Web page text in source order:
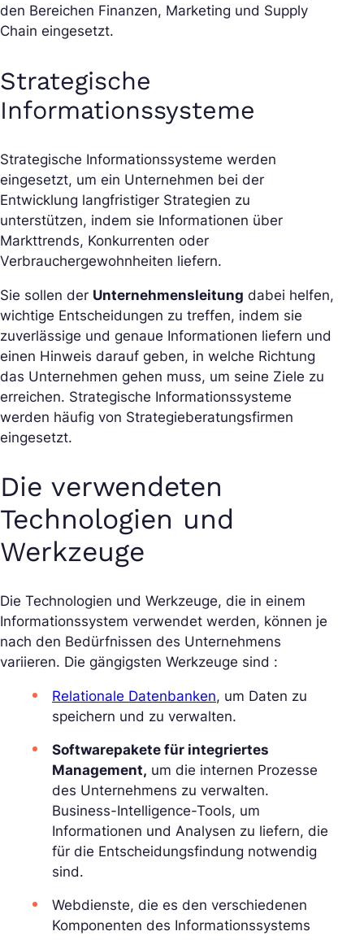
den Bereichen Finanzen, Marketing und Supply
Chain eingesetzt.
Strategische
Informationssysteme
Strategische Informationssysteme werden
eingesetzt, um ein Unternehmen bei der
Entwicklung langfristiger Strategien zu
unterstützen, indem sie Informationen über
Markttrends, Konkurrenten oder
Verbrauchergewohnheiten liefern.
Sie sollen der Unternehmensleitung dabei helfen,
wichtige Entscheidungen zu treffen, indem sie
zuverlässige und genaue Informationen liefern und
einen Hinweis darauf geben, in welche Richtung
das Unternehmen gehen muss, um seine Ziele zu
erreichen. Strategische Informationssysteme
werden häufig von Strategieberatungsfirmen
eingesetzt.
Die verwendeten
Technologien und
Werkzeuge
Die Technologien und Werkzeuge, die in einem
Informationssystem verwendet werden, können je
nach den Bedürfnissen des Unternehmens
variieren. Die gängigsten Werkzeuge sind :
Relationale Datenbanken, um Daten zu
speichern und zu verwalten.
Softwarepakete für integriertes
Management, um die internen Prozesse
des Unternehmens zu verwalten.
Business-Intelligence-Tools, um
Informationen und Analysen zu liefern, die
für die Entscheidungsfindung notwendig
sind.
Webdienste, die es den verschiedenen
Komponenten des Informationssystems